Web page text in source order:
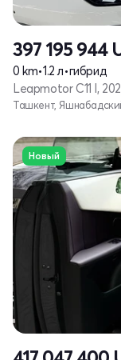
397 195 944
0 km•1.2 л•гибрид
Leapmotor C11 I,
Ташкент,
Новый